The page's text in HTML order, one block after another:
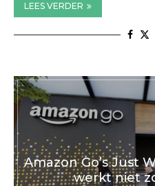
LEES VERDER
Amazon Go’s Just
werkt niet